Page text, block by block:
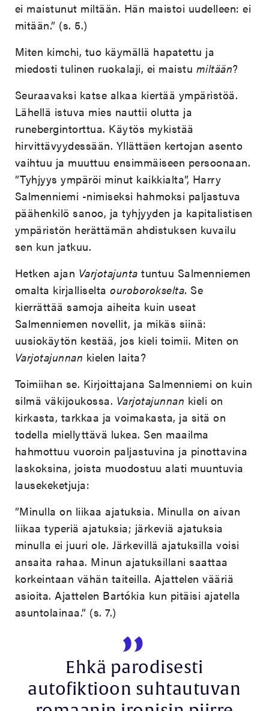
ei maistunut miltään. Hän maistoi uudelleen: ei
mitään.” (s. 5.)
Miten kimchi, tuo käymällä hapatettu ja
miedosti tulinen ruokalaji, ei maistu miltään?
Seuraavaksi katse alkaa kiertää ympäristöä.
Lähellä istuva mies nauttii olutta ja
runebergintorttua. Käytös mykistää
hirvittävyydessään. Yllättäen kertojan asento
vaihtuu ja muuttuu ensimmäiseen persoonaan.
”Tyhjyys ympäröi minut kaikkialta”, Harry
Salmenniemi -nimiseksi hahmoksi paljastuva
päähenkilö sanoo, ja tyhjyyden ja kapitalistisen
ympäristön herättämän ahdistuksen kuvailu
sen kun jatkuu.
Hetken ajan Varjotajuntatuntuu Salmenniemen
omalta kirjalliseltaouroborokselta. Se
kierrättää samoja aiheita kuin useat
Salmenniemen novellit, ja mikäs siinä:
uusiokäytön kestää, jos kieli toimii. Miten on
Varjotajunnan kielen laita?
Toimiihan se. Kirjoittajana Salmenniemi on kuin
silmä väkijoukossa. Varjotajunnan kieli on
kirkasta, tarkkaa ja voimakasta, ja sitä on
todella miellyttävä lukea. Sen maailma
hahmottuu vuoroin paljastuvina ja pinottavina
laskoksina, joista muodostuu alati muuntuvia
lausekeketjuja:
”Minulla on liikaa ajatuksia. Minulla on aivan
liikaa typeriä ajatuksia; järkeviä ajatuksia
minulla ei juuri ole. Järkevillä ajatuksilla voisi
ansaita rahaa. Minun ajatuksillani saattaa
korkeintaan vähän taiteilla. Ajattelen vääriä
asioita. Ajattelen Bartókia kun pitäisi ajatella
asuntolainaa.” (s. 7.)
Ehkä parodisesti
autofiktioon suhtautuvan